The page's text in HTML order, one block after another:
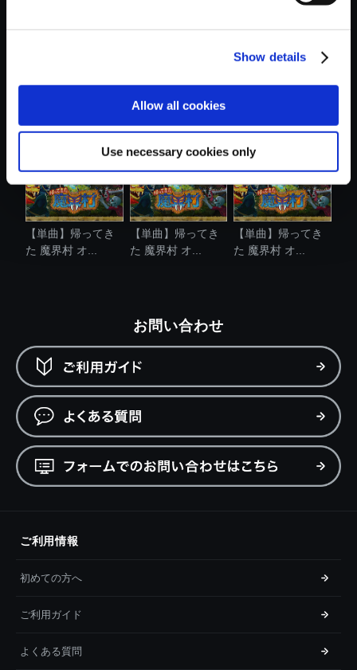
Show details
Allow all cookies
Use necessary cookies only
【単曲】帰ってき
た 魔界村 オ...
【単曲】帰ってき
た 魔界村 オ...
【単曲】帰ってき
た 魔界村 オ...
お問い合わせ
ご利用情報
初めての方へ
ご利用ガイド
よくある質問